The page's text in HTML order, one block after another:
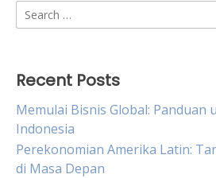
Search
for:
Recent Posts
Memulai Bisnis Global: Panduan
Indonesia
Perekonomian Amerika Latin:
di Masa Depan